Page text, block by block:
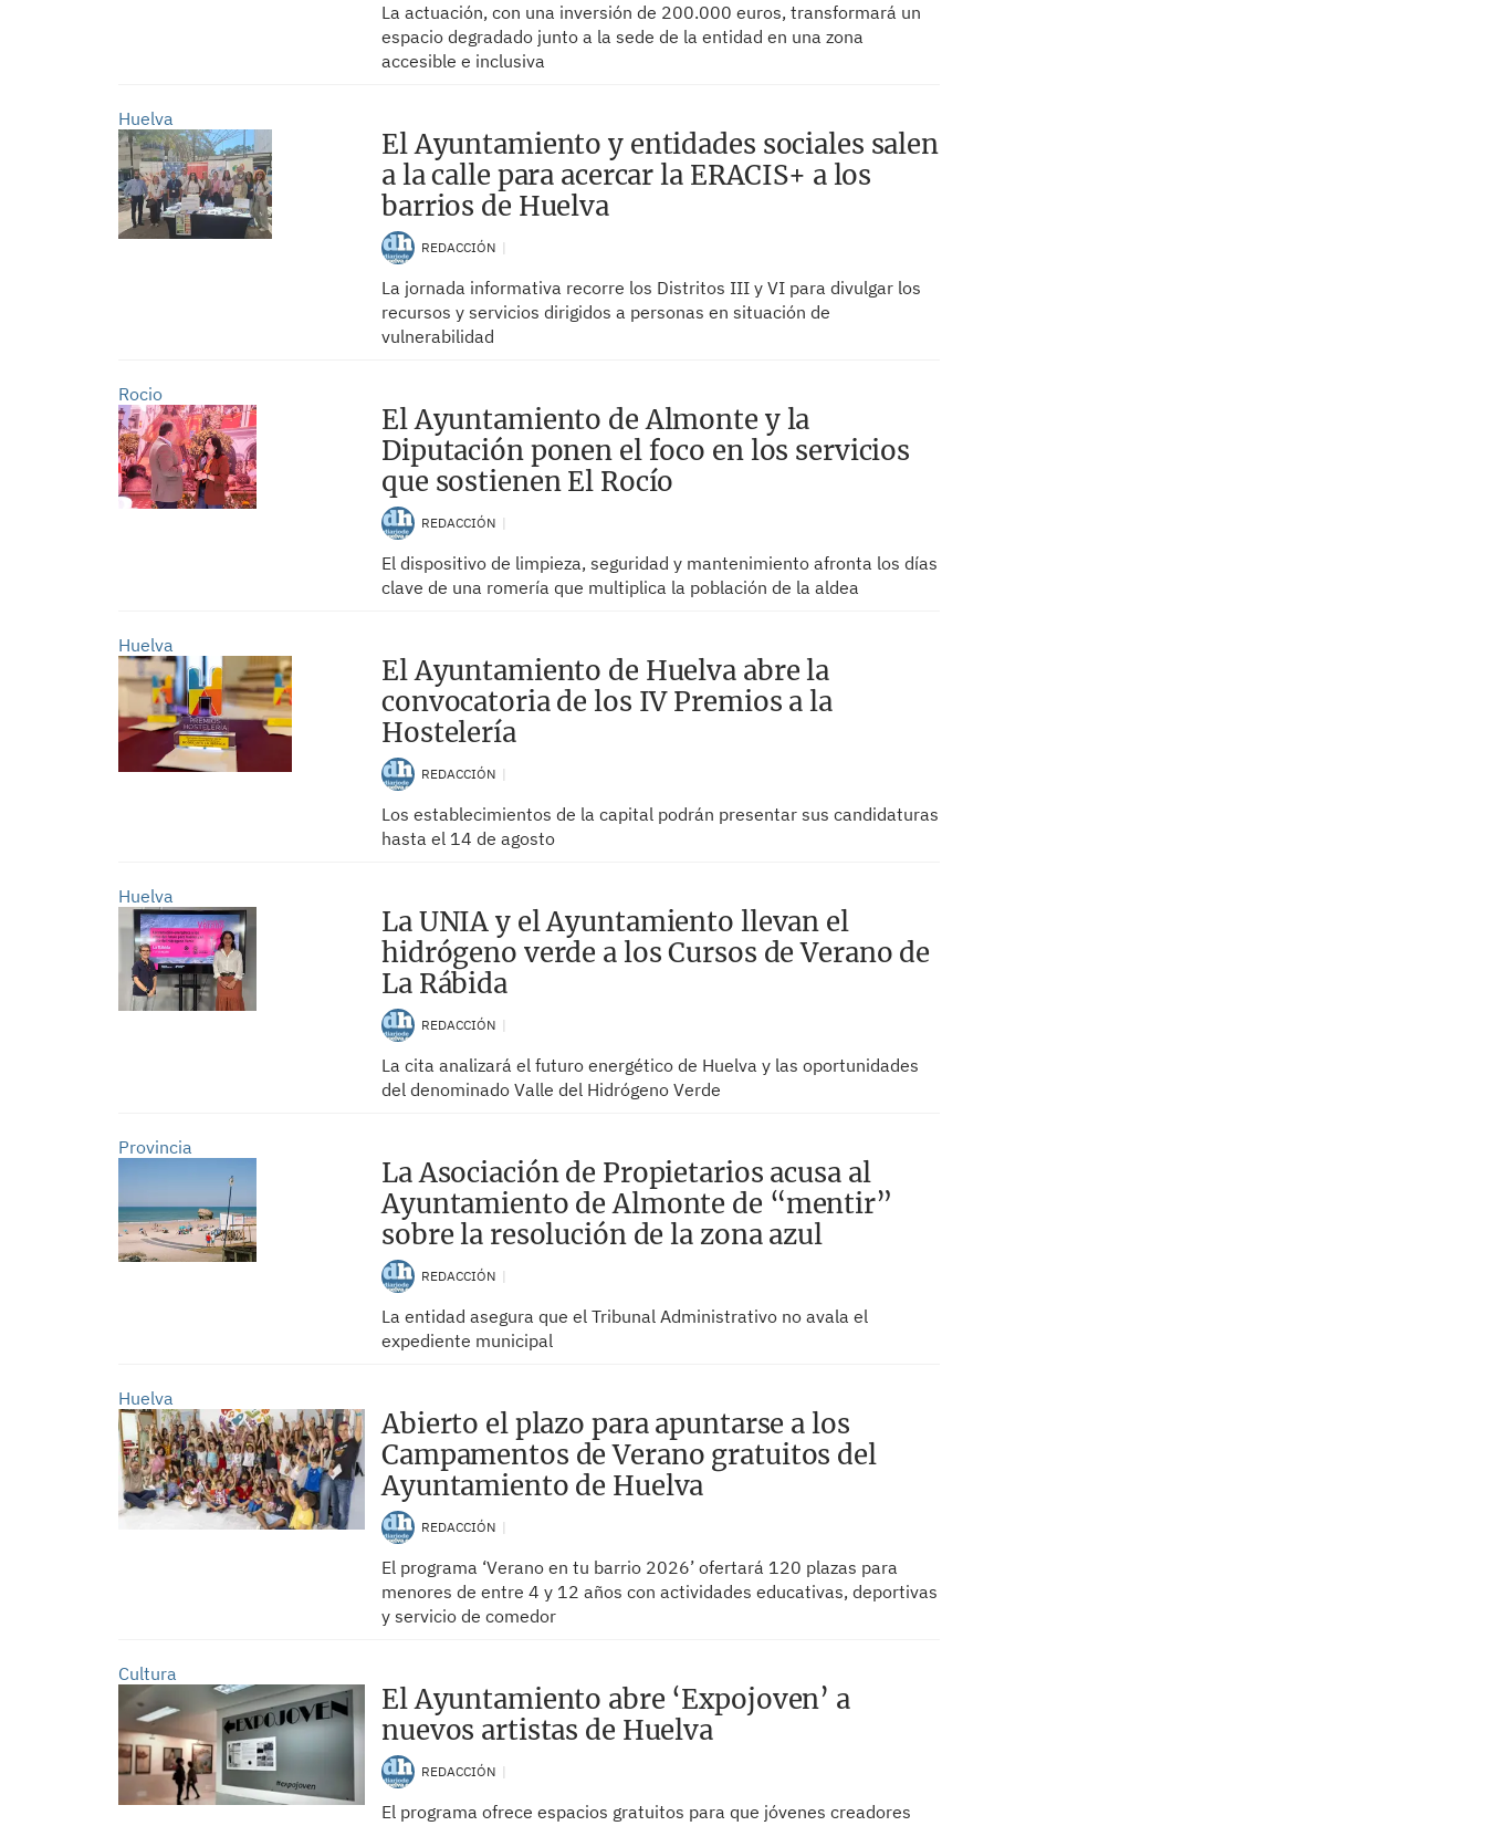
La actuación, con una inversión de 200.000 euros, transformará un
espacio degradado junto a la sede de la entidad en una zona
accesible e inclusiva
Huelva
El Ayuntamiento y entidades sociales salen
a la calle para acercar la ERACIS+ a los
barrios de Huelva
REDACCIÓN
La jornada informativa recorre los Distritos III y VI para divulgar los
recursos y servicios dirigidos a personas en situación de
vulnerabilidad
Rocio
El Ayuntamiento de Almonte y la
Diputación ponen el foco en los servicios
que sostienen El Rocío
REDACCIÓN
El dispositivo de limpieza, seguridad y mantenimiento afronta los días
clave de una romería que multiplica la población de la aldea
Huelva
El Ayuntamiento de Huelva abre la
convocatoria de los IV Premios a la
Hostelería
REDACCIÓN
Los establecimientos de la capital podrán presentar sus candidaturas
hasta el 14 de agosto
Huelva
La UNIA y el Ayuntamiento llevan el
hidrógeno verde a los Cursos de Verano de
La Rábida
REDACCIÓN
La cita analizará el futuro energético de Huelva y las oportunidades
del denominado Valle del Hidrógeno Verde
Provincia
La Asociación de Propietarios acusa al
Ayuntamiento de Almonte de “mentir”
sobre la resolución de la zona azul
REDACCIÓN
La entidad asegura que el Tribunal Administrativo no avala el
expediente municipal
Huelva
Abierto el plazo para apuntarse a los
Campamentos de Verano gratuitos del
Ayuntamiento de Huelva
REDACCIÓN
El programa ‘Verano en tu barrio 2026’ ofertará 120 plazas para
menores de entre 4 y 12 años con actividades educativas, deportivas
y servicio de comedor
Cultura
El Ayuntamiento abre ‘Expojoven’ a
nuevos artistas de Huelva
REDACCIÓN
El programa ofrece espacios gratuitos para que jóvenes creadores